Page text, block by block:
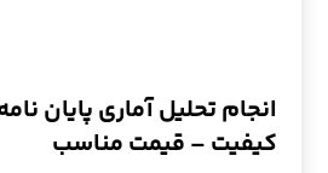
انجام تحلیل آماری پایان
کیفیت – قیمت مناسب